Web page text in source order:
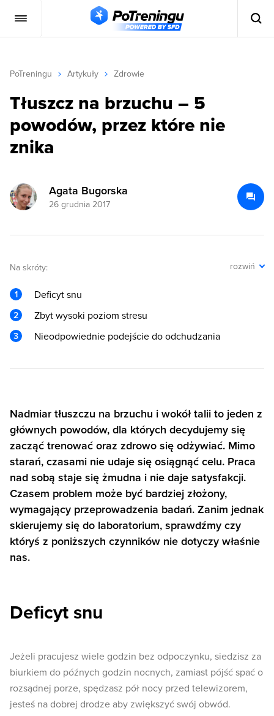
PoTreningu Artykuły Zdrowie
Tłuszcz na brzuchu – 5
powodów, przez które nie
znika
Agata Bugorska
26 grudnia 2017
Na skróty: rozwiń
Deficyt snu
Zbyt wysoki poziom stresu
Nieodpowiednie podejście do odchudzania
Nadmiar tłuszczu na brzuchu i wokół talii to jeden z
głównych powodów, dla których decydujemy się
zacząć trenować oraz zdrowo się odżywiać. Mimo
starań, czasami nie udaje się osiągnąć celu. Praca
nad sobą staje się żmudna i nie daje satysfakcji.
Czasem problem może być bardziej złożony,
wymagający przeprowadzenia badań. Zanim jednak
skierujemy się do laboratorium, sprawdźmy czy
któryś z poniższych czynników nie dotyczy właśnie
nas.
Deficyt snu
Jeżeli pracujesz wiele godzin bez odpoczynku, siedzisz za
biurkiem do późnych godzin nocnych, zamiast pójść spać o
rozsądnej porze, spędzasz pół nocy przed telewizorem,
jesteś na dobrej drodze aby zwiększyć swój obwód.